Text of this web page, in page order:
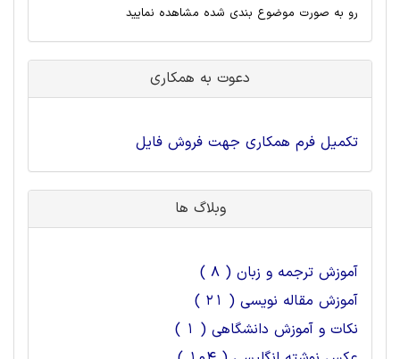
رو به صورت موضوع بندی شده مشاهده نمایید
دعوت به همکاری
تکمیل فرم همکاری جهت فروش فایل
وبلاگ ها
آموزش ترجمه و زبان ( 8 )
آموزش مقاله نویسی ( 21 )
نکات و آموزش دانشگاهی ( 1 )